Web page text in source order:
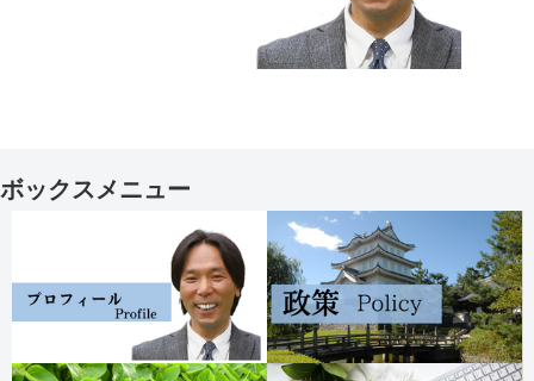
ボックスメニュー